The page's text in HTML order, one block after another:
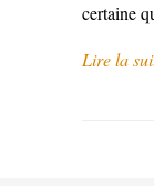
certaine
Lire la